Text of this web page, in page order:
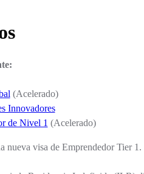
(Acelerado)
Innovadores
de Nivel 1 (Acelerado)
nueva visa de Emprendedor Tier 1.